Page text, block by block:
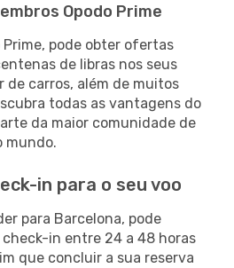
Opodo Prime
Prime, pode obter ofertas
de libras nos seus
de carros, além de muitos
todas as vantagens do
da maior comunidade de
mundo.
in para o seu voo
para Barcelona, pode
in entre 24 a 48 horas
que concluir a sua reserva